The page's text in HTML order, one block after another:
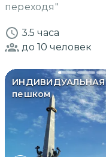
переходя"
3.5 часа
до 10 человек
ИНДИВИДУАЛЬНАЯ
пешком